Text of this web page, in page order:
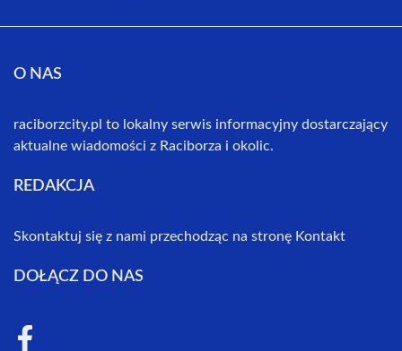
O NAS
raciborzcity.pl to lokalny serwis informacyjny dostarczający
aktualne wiadomości z Raciborza i okolic.
REDAKCJA
Skontaktuj się z nami przechodząc na stronę Kontakt
DOŁĄCZ DO NAS